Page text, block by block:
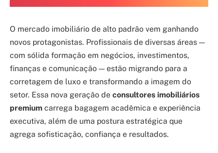
O mercado imobiliário de alto padrão vem ganhando
novos protagonistas. Profissionais de diversas áreas —
com sólida formação em negócios, investimentos,
finanças e comunicação — estão migrando para a
corretagem de luxo e transformando a imagem do
setor. Essa nova geração de consultores imobiliários
premium carrega bagagem acadêmica e experiência
executiva, além de uma postura estratégica que
agrega sofisticação, confiança e resultados.